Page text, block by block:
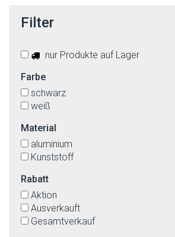
Filter
nur Produkte auf Lager
Farbe
schwarz
weiß
Material
aluminium
Kunststoff
Rabatt
Aktion
Ausverkauft
Gesamtverkauf